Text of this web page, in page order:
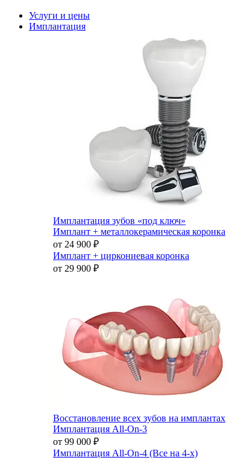
Услуги и цены
Имплантация
Имплантация зубов «под ключ»
Имплант + металлокерамическая коронка
от 24 900 ₽
Имплант + циркониевая коронка
от 29 900 ₽
Восстановление всех зубов на имплантах
Имплантация All-On-3
от 99 000 ₽
Имплантация All-On-4 (Все на 4-х)